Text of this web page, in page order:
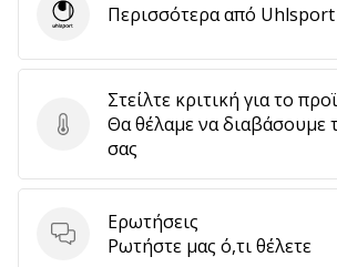
Στείλτε κριτική για το προϊόν
Στείλτε κριτική για το
Θα θέλαμε να διαβάσουμε
σας
Ερωτήσεις
Ερωτήσεις
Ρωτήστε μας ό,τι θέλετε
UhlsportΠερισσότερα από Uhlsport